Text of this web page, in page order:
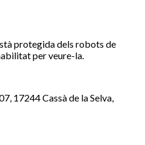
protegida dels robots de
per veure-la.
17244 Cassà de la Selva,